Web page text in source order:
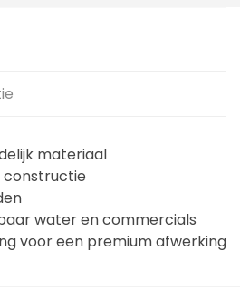
materiaal
constructie
water en commercials
voor een premium afwerking